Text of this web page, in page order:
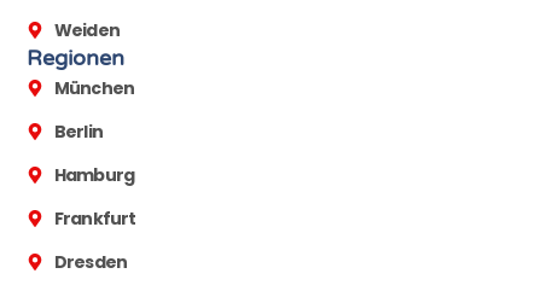
Weiden
Regionen
München
Berlin
Hamburg
Frankfurt
Dresden